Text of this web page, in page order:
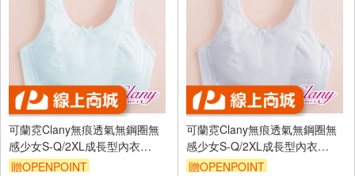
可蘭霓Clany無痕透氣無鋼圈無
感少女S-Q/2XL成長型內衣
6988-51 寶寶藍 胸衣學生背心透
贈OPENPOINT
可蘭霓Clany無痕透氣無鋼圈無
感少女S-Q/2XL成長型內衣
6988-61 雲朵灰 胸衣學生背心透
贈OPENPOINT